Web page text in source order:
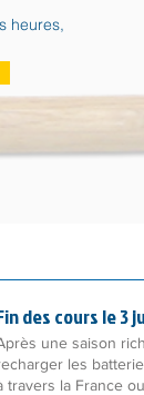
heures,
des cours le 3
une saison
les
travers la France